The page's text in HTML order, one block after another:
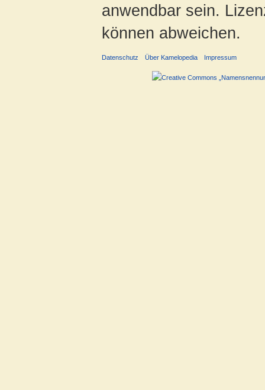
anwendbar sein.
können abweichen.
Datenschutz Über Kamelopedia Impressum